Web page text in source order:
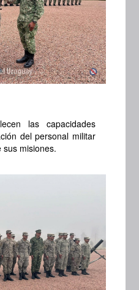
las capacidades
del personal militar
misiones.